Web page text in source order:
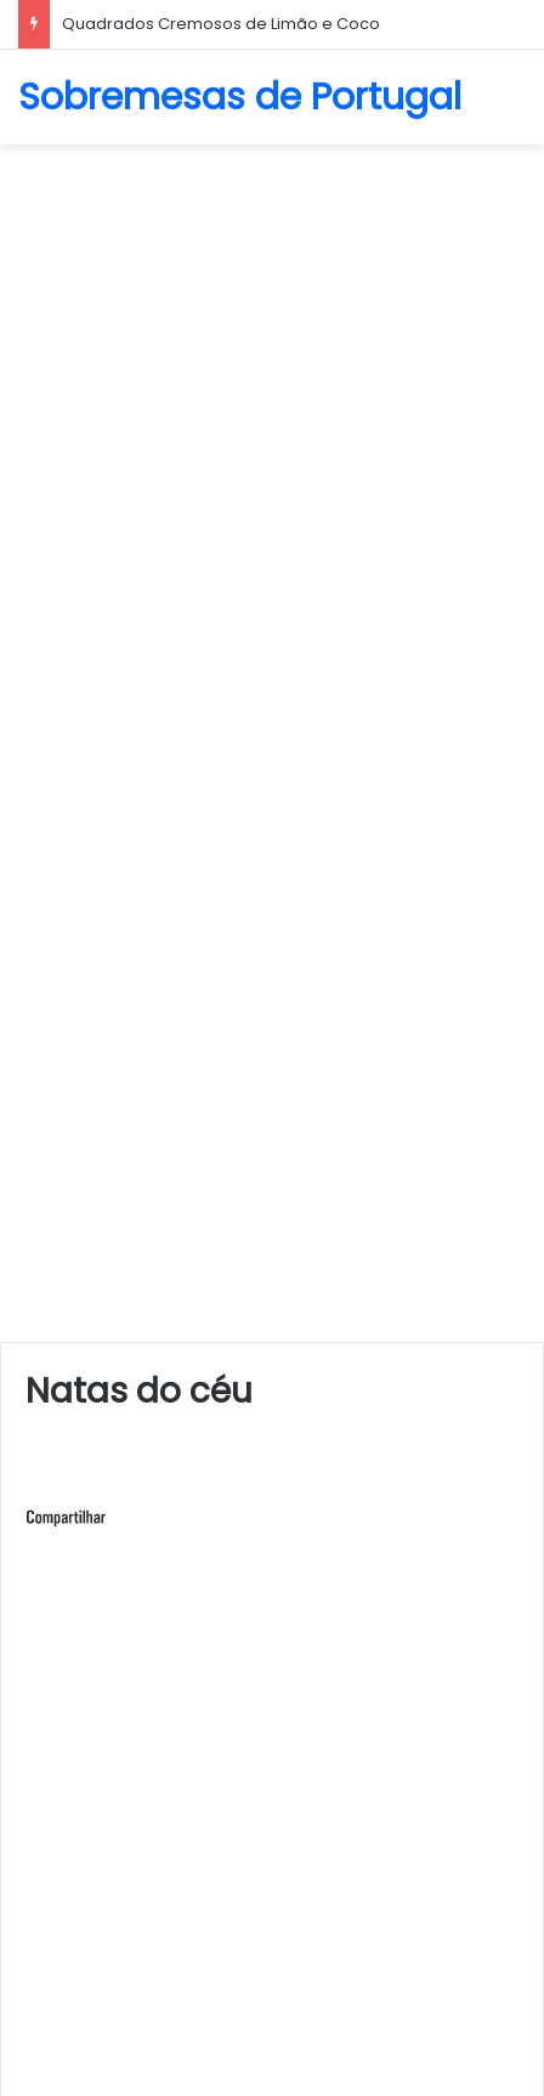
Quadrados Cremosos de Limão e Coco
Sobremesas de Portugal
Natas do céu